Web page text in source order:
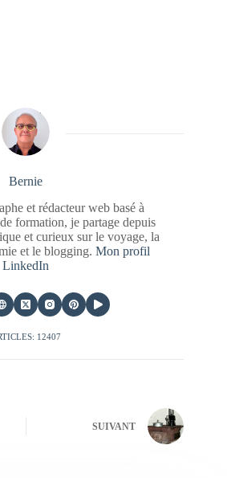
Bernie
et rédacteur web basé à
formation, je partage depuis
et curieux sur le voyage, la
et le blogging. Mon profil
LinkedIn
12407
SUIVANT